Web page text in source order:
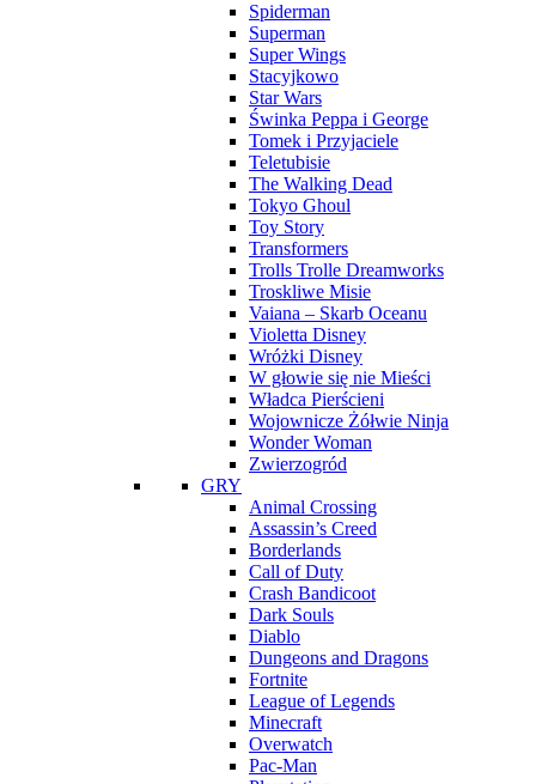
Spiderman
Superman
Super Wings
Stacyjkowo
Star Wars
Świnka Peppa i George
Tomek i Przyjaciele
Teletubisie
The Walking Dead
Tokyo Ghoul
Toy Story
Transformers
Trolls Trolle Dreamworks
Troskliwe Misie
Vaiana – Skarb Oceanu
Violetta Disney
Wróżki Disney
W głowie się nie Mieści
Władca Pierścieni
Wojownicze Żółwie Ninja
Wonder Woman
Zwierzogród
GRY
Animal Crossing
Assassin’s Creed
Borderlands
Call of Duty
Crash Bandicoot
Dark Souls
Diablo
Dungeons and Dragons
Fortnite
League of Legends
Minecraft
Overwatch
Pac-Man